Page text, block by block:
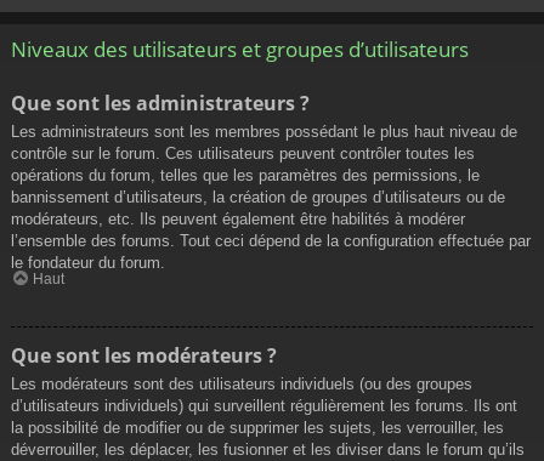
Niveaux des utilisateurs et groupes d’utilisateurs
Que sont les administrateurs ?
Les administrateurs sont les membres possédant le plus haut niveau de
contrôle sur le forum. Ces utilisateurs peuvent contrôler toutes les
opérations du forum, telles que les paramètres des permissions, le
bannissement d’utilisateurs, la création de groupes d’utilisateurs ou de
modérateurs, etc. Ils peuvent également être habilités à modérer
l’ensemble des forums. Tout ceci dépend de la configuration effectuée par
le fondateur du forum.
Haut
Que sont les modérateurs ?
Les modérateurs sont des utilisateurs individuels (ou des groupes
d’utilisateurs individuels) qui surveillent régulièrement les forums. Ils ont
la possibilité de modifier ou de supprimer les sujets, les verrouiller, les
déverrouiller, les déplacer, les fusionner et les diviser dans le forum qu’ils